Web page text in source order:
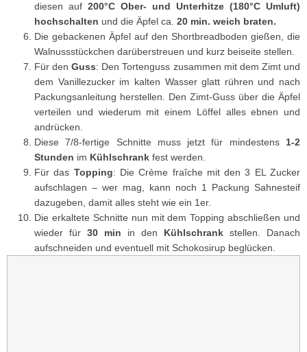
diesen auf 200°C Ober- und Unterhitze (180°C Umluft)
hochschalten und die Äpfel ca. 20 min. weich braten.
Die gebackenen Äpfel auf den Shortbreadboden gießen, die
Walnussstückchen darüberstreuen und kurz beiseite stellen.
Für denGuss: Den Tortenguss zusammen mit dem Zimt und
dem Vanillezucker im kalten Wasser glatt rühren und nach
Packungsanleitung herstellen. Den Zimt-Guss über die Äpfel
verteilen und wiederum mit einem Löffel alles ebnen und
andrücken.
Diese 7/8-fertige Schnitte muss jetzt für mindestens 1-2
Stunden im Kühlschrank fest werden.
Für das Topping: Die Crème fraîche mit den 3 EL Zucker
aufschlagen – wer mag, kann noch 1 Packung Sahnesteif
dazugeben, damit alles steht wie ein 1er.
Die erkaltete Schnitte nun mit dem Topping abschließen und
wieder für 30 min in den Kühlschrank stellen. Danach
aufschneiden und eventuell mit Schokosirup beglücken.